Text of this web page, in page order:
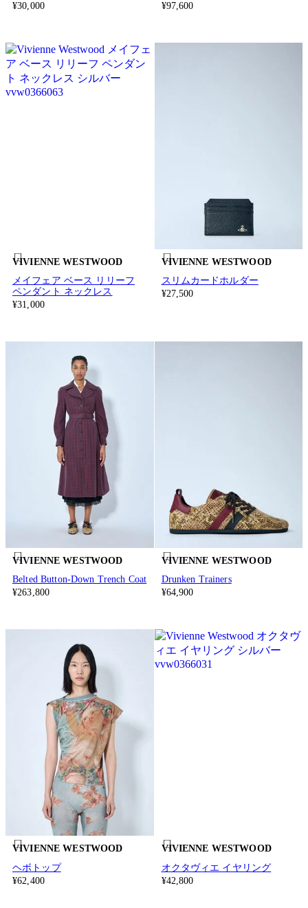
¥30,000
¥97,600
VIVIENNE WESTWOOD
メイフェア ベース リリーフ
ペンダント ネックレス
¥31,000
VIVIENNE WESTWOOD
スリムカードホルダー
¥27,500
VIVIENNE WESTWOOD
Belted Button-Down Trench Coat
¥263,800
VIVIENNE WESTWOOD
Drunken Trainers
¥64,900
VIVIENNE WESTWOOD
ヘボトップ
¥62,400
VIVIENNE WESTWOOD
オクタヴィエ イヤリング
¥42,800